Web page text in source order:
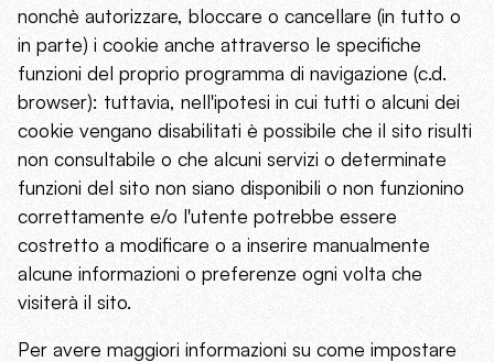
nonchè autorizzare, bloccare o cancellare (in tutto o
in parte) i cookie anche attraverso le specifiche
funzioni del proprio programma di navigazione (c.d.
browser): tuttavia, nell'ipotesi in cui tutti o alcuni dei
cookie vengano disabilitati è possibile che il sito risulti
non consultabile o che alcuni servizi o determinate
funzioni del sito non siano disponibili o non funzionino
correttamente e/o l'utente potrebbe essere
costretto a modificare o a inserire manualmente
alcune informazioni o preferenze ogni volta che
visiterà il sito.
Per avere maggiori informazioni su come impostare